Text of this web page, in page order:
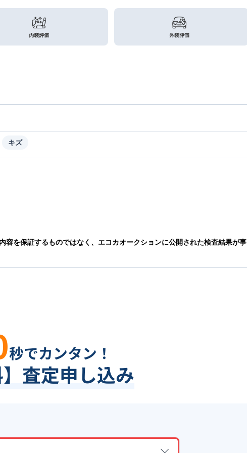
キズ
を保証するものではなく、エコカオークションに公開された検査結果が事
秒でカンタン！
】査定申し込み